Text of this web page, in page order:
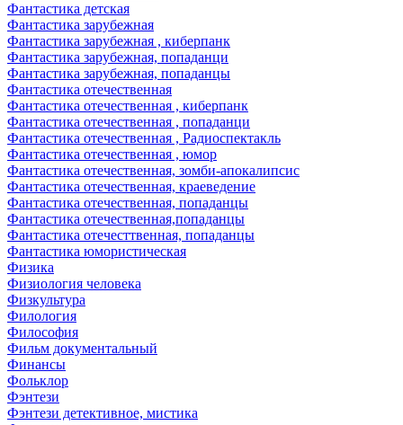
Фантастика детская
Фантастика зарубежная
Фантастика зарубежная , киберпанк
Фантастика зарубежная, попаданци
Фантастика зарубежная, попаданцы
Фантастика отечественная
Фантастика отечественная , киберпанк
Фантастика отечественная , попаданци
Фантастика отечественная , Радиоспектакль
Фантастика отечественная , юмор
Фантастика отечественная, зомби-апокалипсис
Фантастика отечественная, краеведение
Фантастика отечественная, попаданцы
Фантастика отечественная,попаданцы
Фантастика отечесттвенная, попаданцы
Фантастика юмористическая
Физика
Физиология человека
Физкультура
Филология
Философия
Фильм документальный
Финансы
Фольклор
Фэнтези
Фэнтези детективное, мистика